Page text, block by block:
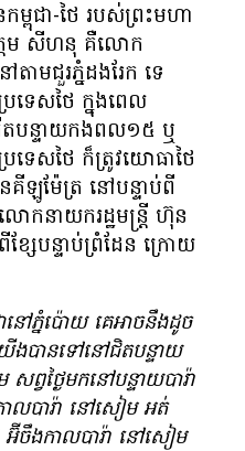
ពុជា-ថៃ របស់​ព្រះ​មហា​
ត្តម សីហនុ គឺ​លោក
ាម​ជួរ​ភ្នំ​ដងរែក ទេ​
ទេស​ថៃ ក្នុង​ពេល​
ត​បន្ទាយ​កងពល​១៥ ឬ​
ទេស​ថៃ ក៏​ត្រូវ​យោធា​ថៃ
ឡូម៉ែត្រ នៅ​បន្ទាប់​ពី​
ក​នាយក​រដ្ឋមន្ត្រី ហ៊ុន
ែ​បន្ទាប់​ព្រំដែន ក្រោយ​
ៅ​ភ្នំ​ប៉ោយ គេ​អាច​នឹង​ដូច​
ាន​ទៅ​នៅ​ជិត​បន្ទាយ​
ព្វថ្ងៃ​មក​នៅ​បន្ទាយ​បារ៉ា
ល​បារ៉ា នៅ​សៀម អត់​
ចឹង​កាល​បារ៉ា នៅ​សៀម​